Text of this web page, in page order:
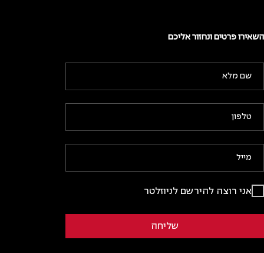
השאירו פרטים ונחזור אליכם
אני רוצה להירשם לניוזלטר